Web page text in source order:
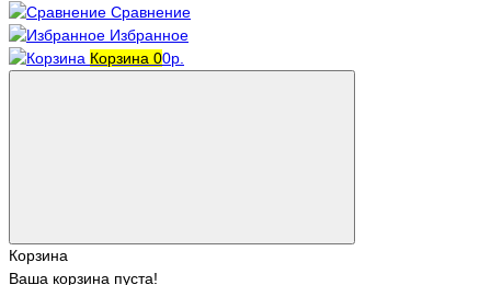
Сравнение
Избранное
Корзина 00р.
Корзина
Ваша корзина пуста!